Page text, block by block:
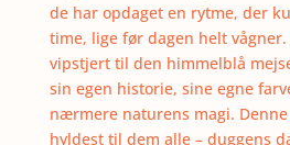
de har opdaget en rytme, der
time, lige før dagen helt
vipstjert til den himmelblå
sin egen historie, sine egne
nærmere naturens magi.
hyldest til dem alle – duggens